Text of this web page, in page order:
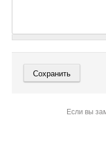
Если вы